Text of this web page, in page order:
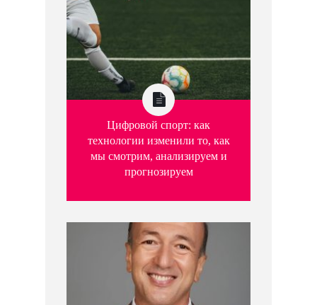
Цифровой спорт: как
технологии изменили то, как
мы смотрим, анализируем и
прогнозируем